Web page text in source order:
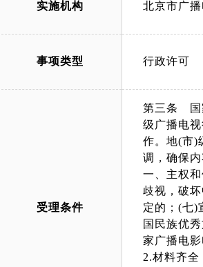
实施机构 北京市广
事项类型 行政许可
受理条件
第三条 国
级广播电
作。地(市)
调，确保
一、主权
歧视，破
定的；(七)
国民族优
家广播电
2.材料齐